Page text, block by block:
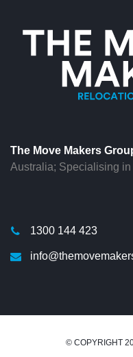
The Move Makers
Australia; Specialising
1300 144 423
© COPYRIGHT